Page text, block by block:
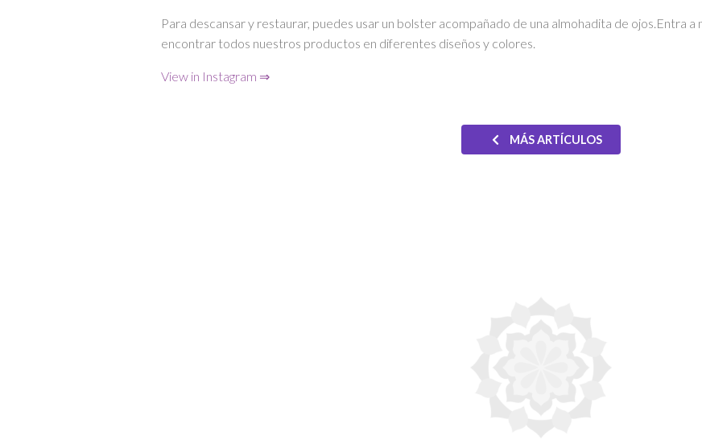
Para descansar y restaurar, puedes usar un bolster acompañado de una almohadita de ojos.Entra a
encontrar todos nuestros productos en diferentes diseños y colores.
View in Instagram ⇒
MÁS ARTÍCULOS